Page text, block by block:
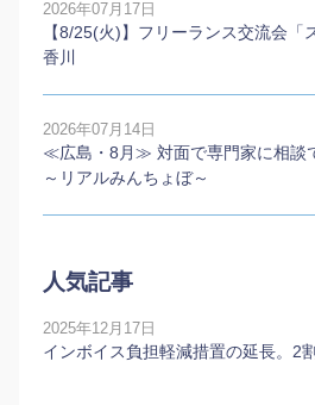
2026年07月17日
【8/25(火)】フリーランス交流会「
香川
2026年07月14日
≪広島・8月≫ 対面で専門家に相談
～リアルみんちょぼ～
人気記事
2025年12月17日
インボイス負担軽減措置の延長。2